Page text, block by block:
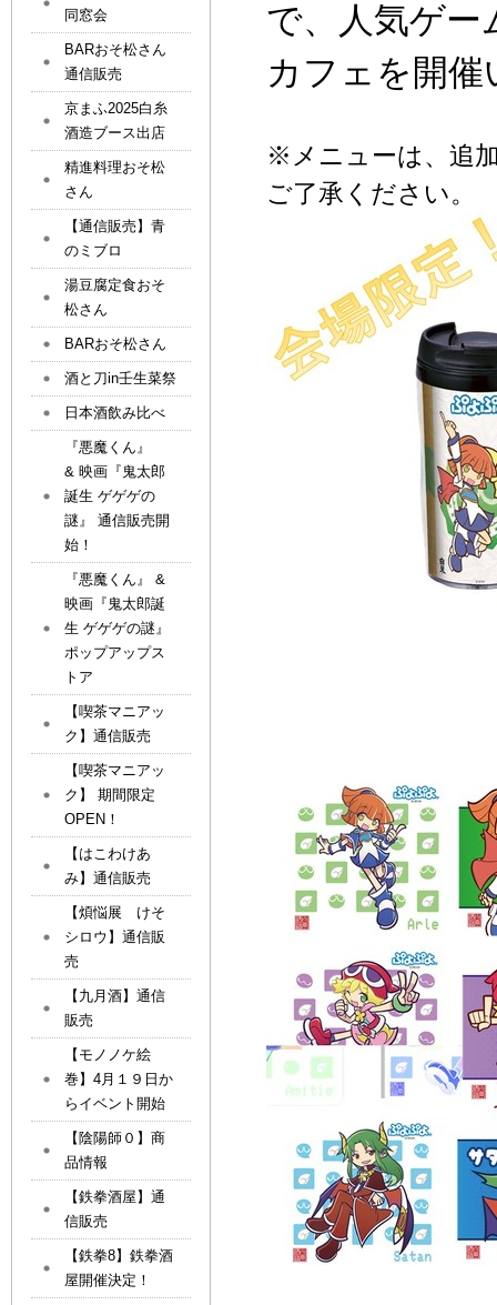
で、人気ゲー
カフェを開
※ メニューは、追
ご了承ください。
同窓会
BARおそ松さん
通信販売
京まふ2025白糸
酒造ブース出店
精進料理おそ松
さん
【通信販売】青
のミブロ
湯豆腐定食おそ
松さん
BARおそ松さん
酒と刀in壬生菜祭
日本酒飲み比べ
『悪魔くん』
& 映画『鬼太郎
誕生 ゲゲゲの
謎』 通信販売開
始！
『悪魔くん』 &
映画『鬼太郎誕
生 ゲゲゲの謎』
ポップアップス
トア
【喫茶マニアッ
ク】通信販売
【喫茶マニアッ
ク】 期間限定
OPEN！
【はこわけあ
み】通信販売
【煩悩展 けそ
シロウ】通信販
売
【九月酒】通信
販売
【モノノケ絵
巻】4月１９日か
らイベント開始
【陰陽師０】商
品情報
【鉄拳酒屋】通
信販売
【鉄拳8】鉄拳酒
屋開催決定！